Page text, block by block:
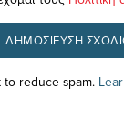
to reduce spam.